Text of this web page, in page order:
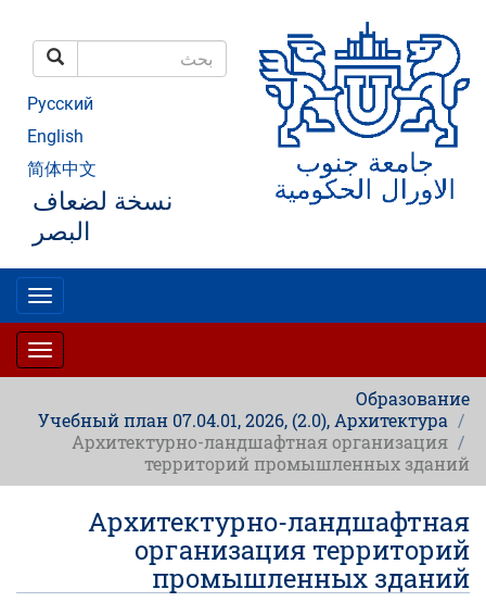
المحتوى
الرئيسي
بحث
Русский
English
简体中文
نسخة لضعاف
البصر
Образование
Учебный план 07.04.01, 2026, (2.0), Архитектура
Архитектурно-ландшафтная организация
территорий промышленных зданий
Архитектурно-ландшафтная
организация территорий
промышленных зданий